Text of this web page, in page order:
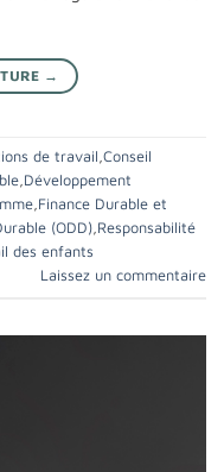
→
de travail,Conseil
,Développement
,Finance Durable et
(ODD),Responsabilité
des enfants
Laissez un commentaire